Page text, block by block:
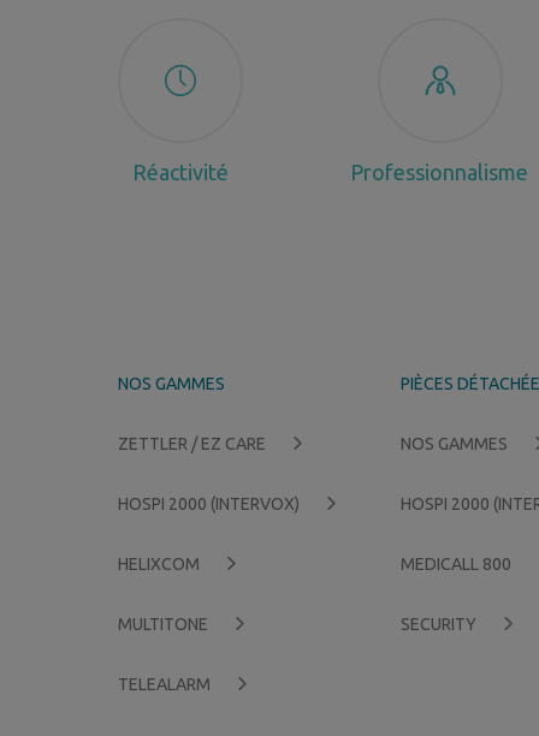
Réactivité Professionnalisme
NOS GAMMES
ZETTLER / EZ CARE
HOSPI 2000 (INTERVOX)
HELIXCOM
MULTITONE
TELEALARM
PIÈCES
NOS GAMMES
HOSPI 2000
MEDICALL 800
SECURITY